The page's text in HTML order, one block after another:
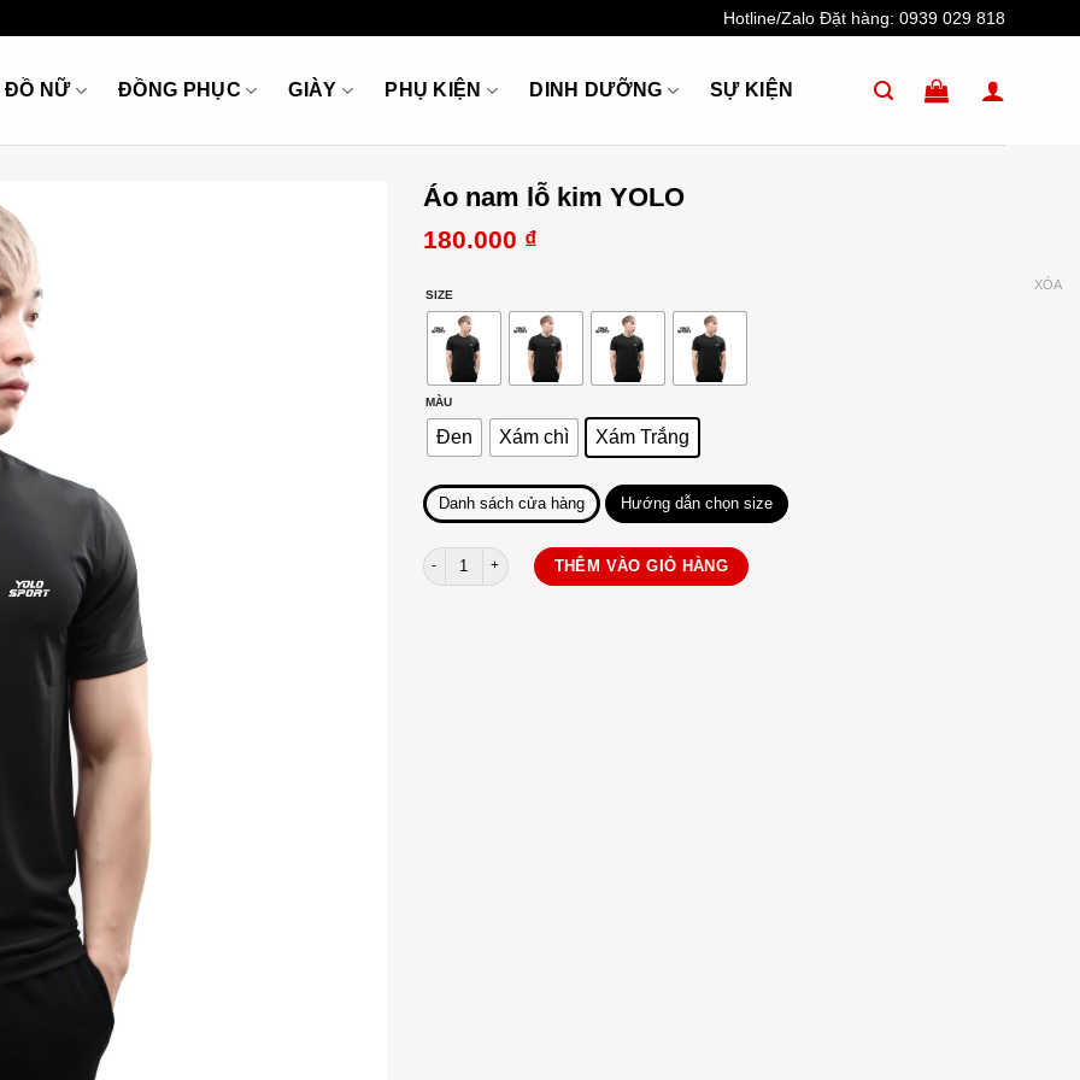
Hotline/Zalo Đặt hàng: 0939 029 818
ĐỒ NỮ ĐỒNG PHỤC GIÀY PHỤ KIỆN DINH DƯỠNG SỰ KIỆN
Áo nam lỗ kim YOLO
180.000 ₫
SIZE
MÀU
Đen Xám chì Xám Trắng
XÓA
Danh sách cửa hàng Hướng dẫn chọn size
Áo nam lỗ kim YOLO số lượngTHÊM VÀO GIỎ HÀNG